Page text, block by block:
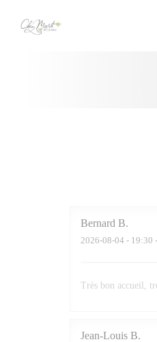
Bernard B
2026-08-04 - 19:30
Très bon accueil,
Jean-Louis B